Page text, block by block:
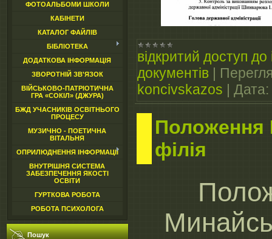
ФОТОАЛЬБОМИ ШКОЛИ
КАБІНЕТИ
КАТАЛОГ ФАЙЛІВ
БІБЛІОТЕКА
ДОДАТКОВА ІНФОРМАЦІЯ
ЗВОРОТНІЙ ЗВ'ЯЗОК
ВІЙСЬКОВО-ПАТРІОТИЧНА
ГРА «СОКІЛ» (ДЖУРА)
БЖД УЧАСНИКІВ ОСВІТНЬОГО
ПРОЦЕСУ
МУЗИЧНО - ПОЕТИЧНА
ВІТАЛЬНЯ
ОПРИЛЮДНЕННЯ ІНФОРМАЦІЇ
ВНУТРІШНЯ СИСТЕМА
ЗАБЕЗПЕЧЕННЯ ЯКОСТІ
ОСВІТИ
ГУРТКОВА РОБОТА
РОБОТА ПСИХОЛОГА
Пошук
відкритий доступ до
документів |
koncivskazos | Дата:
Положення
філія